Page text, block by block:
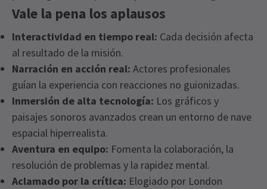
Vale la pena los aplausos
Interactividad en tiempo real: Cada decisión afecta
al resultado de la misión.
Narración en acción real: Actores profesionales
guían la experiencia con reacciones no guionizadas.
Inmersión de alta tecnología: Los gráficos y
paisajes sonoros avanzados crean un entorno de nave
espacial hiperrealista.
Aventura en equipo: Fomenta la colaboración, la
resolución de problemas y la rapidez mental.
Aclamado por la crítica: Elogiado por London